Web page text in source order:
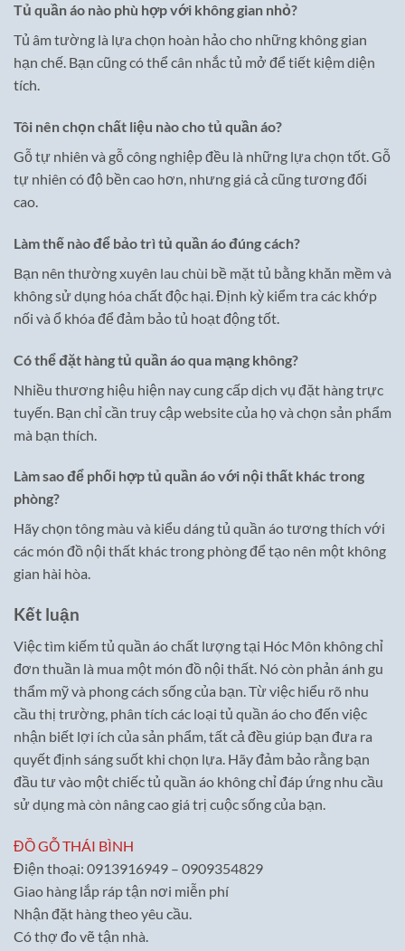
Tủ quần áo nào phù hợp với không gian nhỏ?
Tủ âm tường là lựa chọn hoàn hảo cho những không gian
hạn chế. Bạn cũng có thể cân nhắc tủ mở để tiết kiệm diện
tích.
Tôi nên chọn chất liệu nào cho tủ quần áo?
Gỗ tự nhiên và gỗ công nghiệp đều là những lựa chọn tốt. Gỗ
tự nhiên có độ bền cao hơn, nhưng giá cả cũng tương đối
cao.
Làm thế nào để bảo trì tủ quần áo đúng cách?
Bạn nên thường xuyên lau chùi bề mặt tủ bằng khăn mềm và
không sử dụng hóa chất độc hại. Định kỳ kiểm tra các khớp
nối và ổ khóa để đảm bảo tủ hoạt động tốt.
Có thể đặt hàng tủ quần áo qua mạng không?
Nhiều thương hiệu hiện nay cung cấp dịch vụ đặt hàng trực
tuyến. Bạn chỉ cần truy cập website của họ và chọn sản phẩm
mà bạn thích.
Làm sao để phối hợp tủ quần áo với nội thất khác trong
phòng?
Hãy chọn tông màu và kiểu dáng tủ quần áo tương thích với
các món đồ nội thất khác trong phòng để tạo nên một không
gian hài hòa.
Kết luận
Việc tìm kiếm tủ quần áo chất lượng tại Hóc Môn không chỉ
đơn thuần là mua một món đồ nội thất. Nó còn phản ánh gu
thẩm mỹ và phong cách sống của bạn. Từ việc hiểu rõ nhu
cầu thị trường, phân tích các loại tủ quần áo cho đến việc
nhận biết lợi ích của sản phẩm, tất cả đều giúp bạn đưa ra
quyết định sáng suốt khi chọn lựa. Hãy đảm bảo rằng bạn
đầu tư vào một chiếc tủ quần áo không chỉ đáp ứng nhu cầu
sử dụng mà còn nâng cao giá trị cuộc sống của bạn.
ĐỒ GỖ THÁI BÌNH
Điện thoại: 0913916949 – 0909354829
Giao hàng lắp ráp tận nơi miễn phí
Nhận đặt hàng theo yêu cầu.
Có thợ đo vẽ tận nhà.